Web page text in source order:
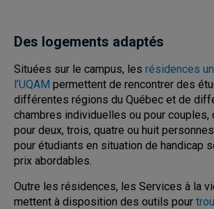
Des logements adaptés
Situées sur le campus, les résidences
l’UQAM permettent de rencontrer des
différentes régions du Québec et de
chambres individuelles ou pour couples,
pour deux, trois, quatre ou huit
pour étudiants en situation de handicap
prix abordables.
Outre les résidences, les Services à la
mettent à disposition des outils pour